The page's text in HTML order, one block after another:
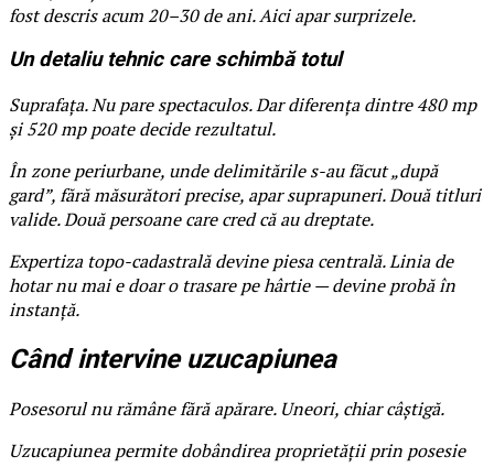
fost descris acum 20–30 de ani. Aici apar surprizele.
Un detaliu tehnic care schimbă totul
Suprafața. Nu pare spectaculos. Dar diferența dintre 480 mp
și 520 mp poate decide rezultatul.
În zone periurbane, unde delimitările s-au făcut „după
gard”, fără măsurători precise, apar suprapuneri. Două titluri
valide. Două persoane care cred că au dreptate.
Expertiza topo-cadastrală devine piesa centrală. Linia de
hotar nu mai e doar o trasare pe hârtie — devine probă în
instanță.
Când intervine uzucapiunea
Posesorul nu rămâne fără apărare. Uneori, chiar câștigă.
Uzucapiunea permite dobândirea proprietății prin posesie